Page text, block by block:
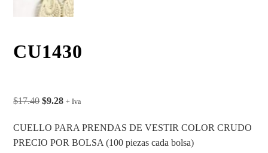
CU1430
$17.40 $9.28 + Iva
CUELLO PARA PRENDAS DE VESTIR COLOR CRUDO
PRECIO POR BOLSA (100 piezas cada bolsa)